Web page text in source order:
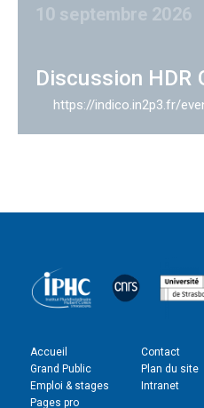
10 septembre 2026
Discussion HDR
https://indico.in2p3.fr/
Accueil
Grand Public
Emploi & stages
Pages pro
Contact
Plan du site
Intranet